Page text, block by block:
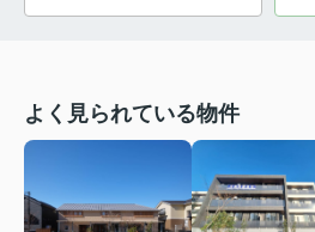
よく見られている物件